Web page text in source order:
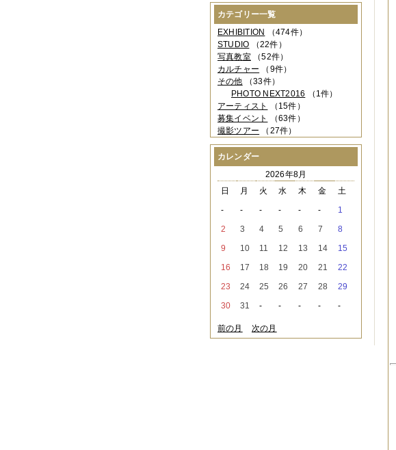
2022年09月（2件）
2022年08月
（3件）
2022年07月（3件）
2022年05月（4件）
2022年04月（2件）
2022年03月
（5件）
2022年02月（3件）
2022年01月（3件）
2021年12月（2件）
2021年11月（3件）
2021年10月
（1件）
2021年08月
2021年07月（1件）
（3件）
2021年05月（2件）
2021年02月 （1件）
2020年12月（3件）
2020年11月 （6件）
2020年09月（5件）
2020年08月
2020年06月（2件）
2020年04月（4件）
カテゴリー一覧
EXHIBITION （474件）
STUDIO （22件）
写真教室（52件）
カルチャー （9件）
その他 （33件）
PHOTO NEXT2016 （1件）
アーティスト
（15件）
募集イベント
（63件）
撮影ツアー （27件）
カレンダー
2026年8月
日
月 火 水 木 金
土
-
- - - - -
1
2
3 4 5 6 7
8
9
10 11 12 13 14
15
16
17 18 19 20 21
22
23
24 25 26 27 28
29
30
31 - - - - -
前の月 次の月